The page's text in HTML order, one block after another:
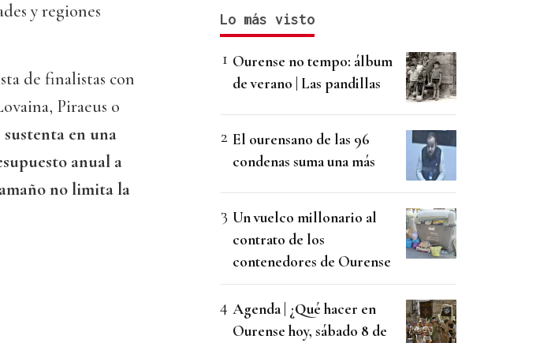
y regiones
de finalistas con
Piraeus o
en una
anual a
no limita la
Lo más visto
Ourense no tempo: álbum
de verano | Las pandillas
El ourensano de las 96
condenas suma una más
Un vuelco millonario al
contrato de los
contenedores de Ourense
Agenda | ¿Qué hacer en
Ourense hoy, sábado 8 de